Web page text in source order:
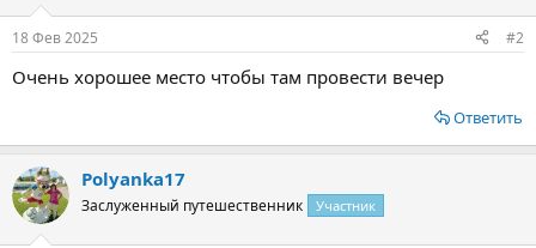
18 Фев 2025 #2
Очень хорошее место чтобы там провести вечер
Ответить
Polyanka17
Заслуженный путешественник Участник